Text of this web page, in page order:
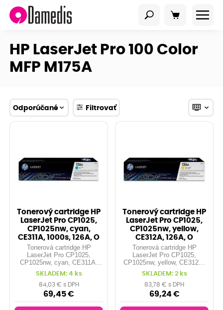
HP LaserJet Pro 100 Color
MFP M175A
Odporúčané Filtrovať
Tonerový cartridge HP
LaserJet Pro CP1025,
CP1025nw, cyan,
CE311A, 1000s, 126A, O
Tonerová cartridge HP
LaserJet Pro CP1025,
CP1025nw, cyan, CE311A,
1000s, 126A, O
SKLADEM: 4 ks
84,03 € s DPH
69,45 €
Tonerový cartridge HP
LaserJet Pro CP1025,
CP1025nw, yellow,
CE312A, 126A, O
Tonerová cartridge HP
LaserJet Pro CP1025,
CP1025nw, yellow, CE312A,
126A, O
SKLADEM: 2 ks
83,78 € s DPH
69,24 €